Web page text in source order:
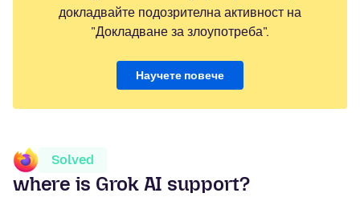
докладвайте подозрителна активност на
"Докладване за злоупотреба".
Научете повече
Solved
where is Grok AI support?